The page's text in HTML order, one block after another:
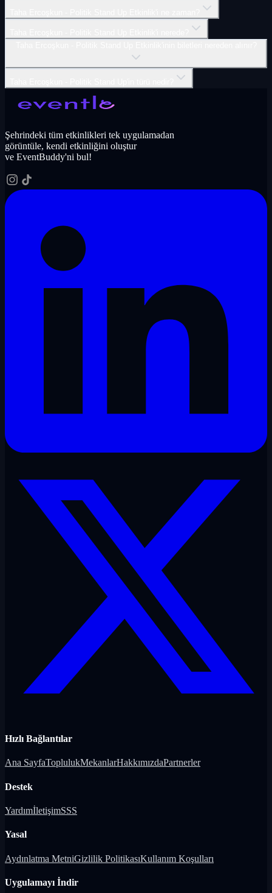
Şehrindeki tüm etkinlikleri tek uygulamadan
görüntüle, kendi etkinliğini oluştur
ve EventBuddy'ni bul!
Hızlı Bağlantılar
Ana SayfaToplulukMekanlarHakkımızdaPartnerler
Destek
YardımİletişimSSS
Yasal
Aydınlatma MetniGizlilik PolitikasıKullanım Koşulları
Uygulamayı İndir